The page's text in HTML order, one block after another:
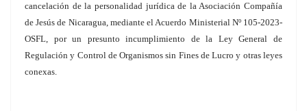
cancelación de la personalidad jurídica de la Asociación Compañía
de Jesús de Nicaragua, mediante el Acuerdo Ministerial Nº 105-2023-
OSFL, por un presunto incumplimiento de la Ley General de
Regulación y Control de Organismos sin Fines de Lucro y otras leyes
conexas.